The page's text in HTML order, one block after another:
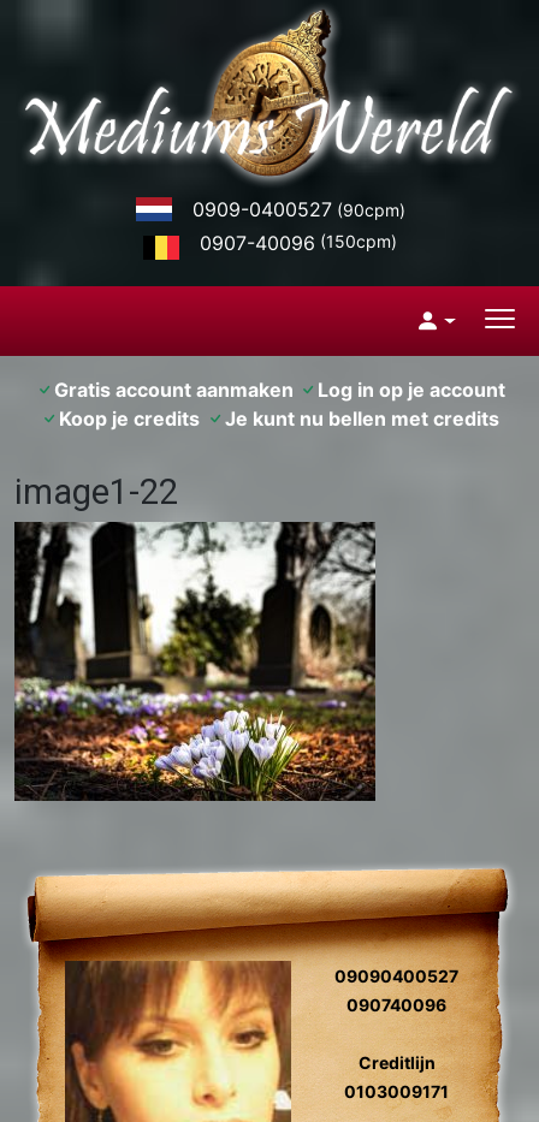
0909-0400527 (90cpm)
0907-40096 (150cpm)
Gratis account aanmaken
Log in op je account
Koop je credits
Je kunt nu bellen met credits
image1-22
09090400527
090740096
Creditlijn
0103009171